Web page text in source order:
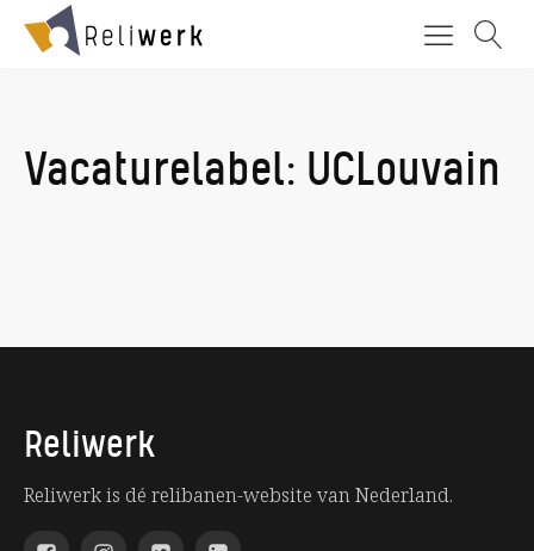
Vacaturelabel: UCLouvain
Reliwerk
Reliwerk is dé relibanen-website van Nederland.